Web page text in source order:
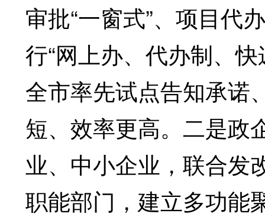
审批“一窗式”、项目代
行“网上办、代办制、
全市率先试点告知承诺
短、效率更高。二是政
业、中小企业，联合发
职能部门，建立多功能